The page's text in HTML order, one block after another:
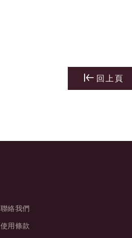
回上頁
聯絡我們
使用條款